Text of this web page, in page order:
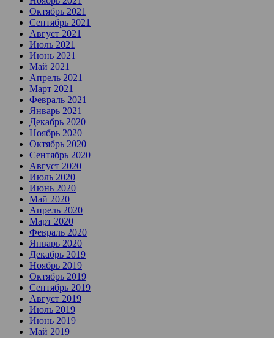
Октябрь 2021
Сентябрь 2021
Август 2021
Июль 2021
Июнь 2021
Май 2021
Апрель 2021
Март 2021
Февраль 2021
Январь 2021
Декабрь 2020
Ноябрь 2020
Октябрь 2020
Сентябрь 2020
Август 2020
Июль 2020
Июнь 2020
Май 2020
Апрель 2020
Март 2020
Февраль 2020
Январь 2020
Декабрь 2019
Ноябрь 2019
Октябрь 2019
Сентябрь 2019
Август 2019
Июль 2019
Июнь 2019
Май 2019